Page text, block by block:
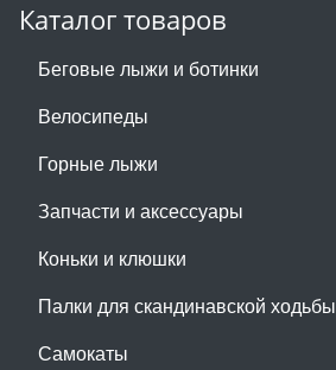
Каталог товаров
Беговые лыжи и ботинки
Велосипеды
Горные лыжи
Запчасти и аксессуары
Коньки и клюшки
Палки для скандинавской ходьбы
Самокаты